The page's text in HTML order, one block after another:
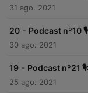
31 ago. 2021
20 - Podcast nº10
30 ago. 2021
19 - Podcast nº21
25 ago. 2021